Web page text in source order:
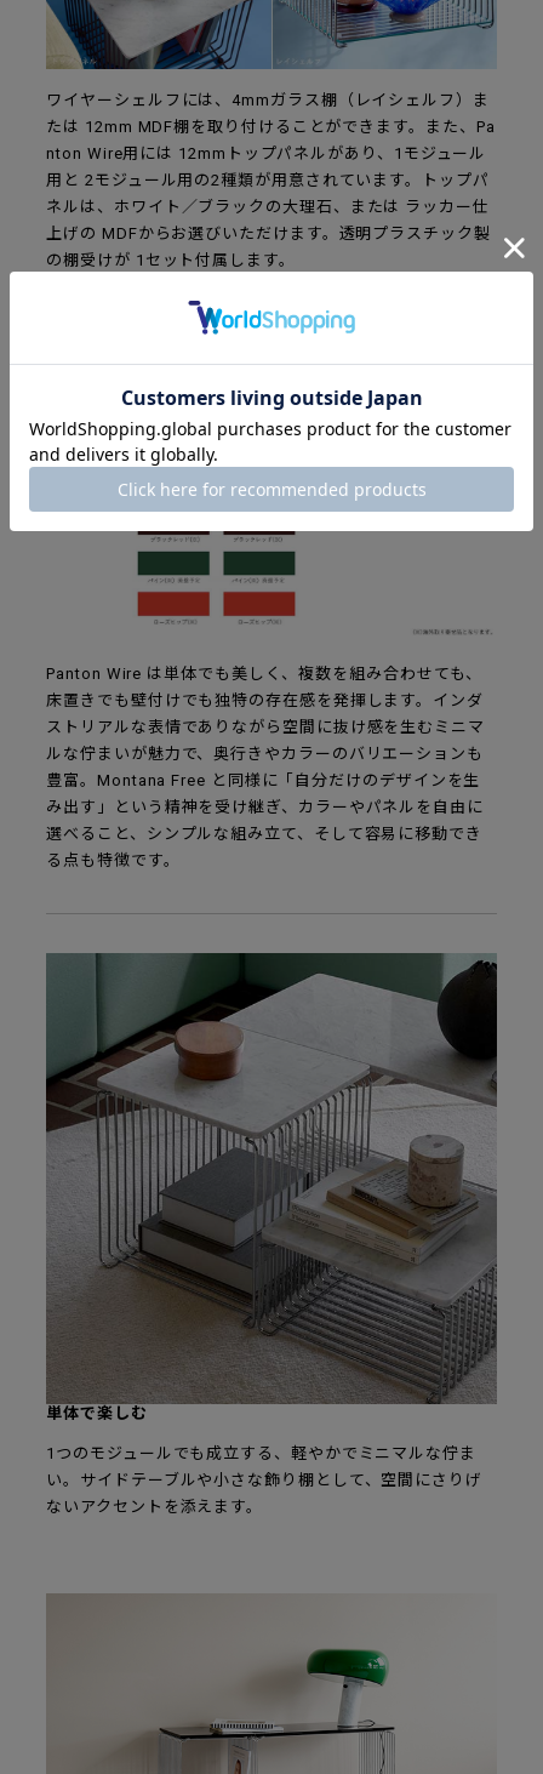
ワイヤーシェルフには、4mmガラス棚（レイシェルフ）ま
たは 12mm MDF棚を取り付けることができます。また、Pa
nton Wire用には 12mmトップパネルがあり、1モジュール
用と 2モジュール用の2種類が用意されています。トップパ
ネルは、ホワイト／ブラックの大理石、または ラッカー仕
上げの MDFからお選びいただけます。透明プラスチック製
の棚受けが 1セット付属します。
カラーと素材のラインナップ
Panton Wire は単体でも美しく、複数を組み合わせても、
床置きでも壁付けでも独特の存在感を発揮します。インダ
ストリアルな表情でありながら空間に抜け感を生むミニマ
ルな佇まいが魅力で、奥行きやカラーのバリエーションも
豊富。Montana Free と同様に「自分だけのデザインを生
み出す」という精神を受け継ぎ、カラーやパネルを自由に
選べること、シンプルな組み立て、そして容易に移動でき
る点も特徴です。
単体で楽しむ
1つのモジュールでも成立する、軽やかでミニマルな佇ま
い。サイドテーブルや小さな飾り棚として、空間にさりげ
ないアクセントを添えます。